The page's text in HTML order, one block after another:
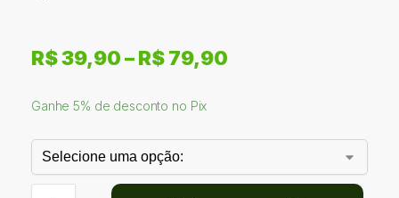
R$39,90–R$79,90
Ganhe 5% de desconto no Pix